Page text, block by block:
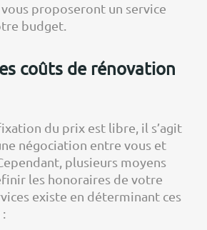
proposeront un service
budget.
coûts de rénovation
du prix est libre, il s’agit
négociation entre vous et
plusieurs moyens
les honoraires de votre
existe en déterminant ces